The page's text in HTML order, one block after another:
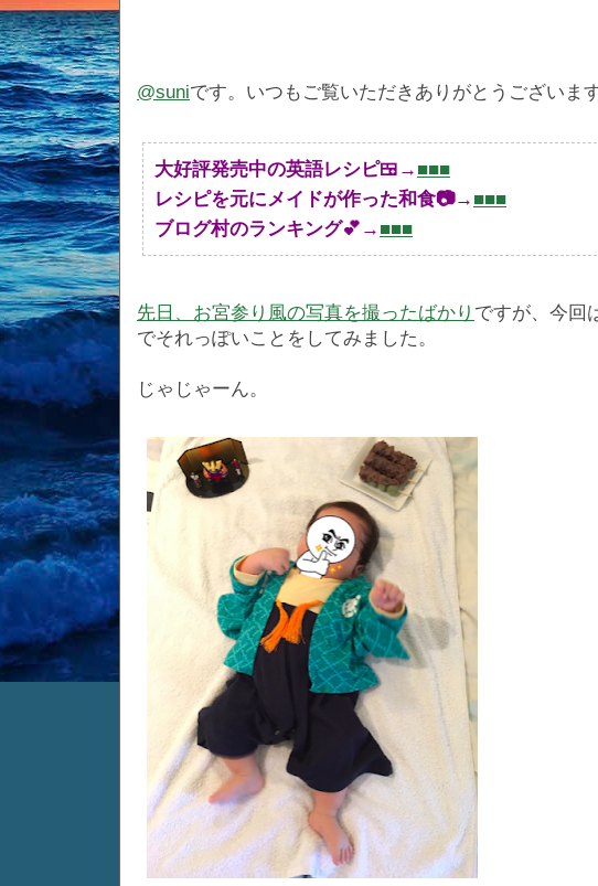
@suniです。いつもご覧いただきありがとうございます
大好評発売中の英語レシピ🍱→ ■■■
レシピを元にメイドが作った和食📷→ ■■■
ブログ村のランキング💕→ ■■■
先日、お宮参り風の写真を撮ったばかり ですが、今回
でそれっぽいことをしてみました。
じゃじゃーん。